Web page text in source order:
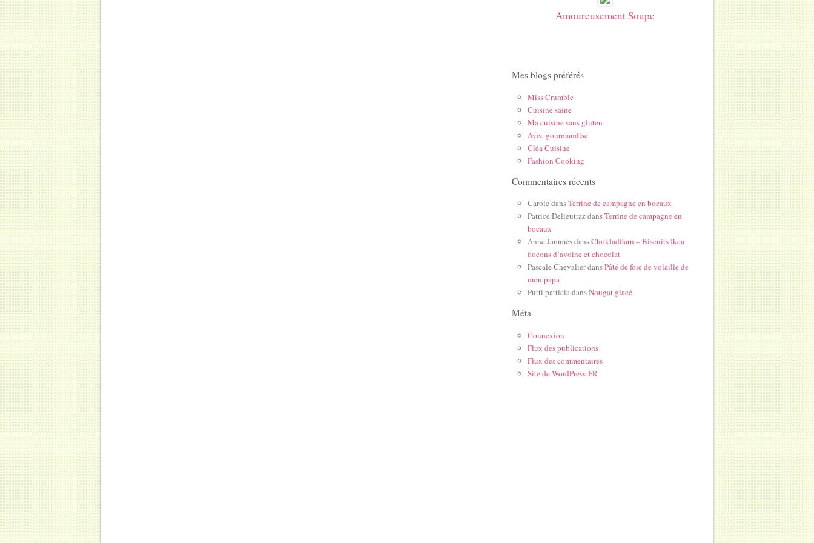
Amoureusement Soupe
Mes blogs préférés
Miss Crumble
Cuisine saine
Ma cuisine sans gluten
Avec gourmandise
Cléa Cuisine
Fashion Cooking
Commentaires récents
Carole dansTerrine de campagne en bocaux
Patrice DelieutrazdansTerrine de campagne en
bocaux
Anne JammesdansChokladflarn – Biscuits Ikea
flocons d’avoine et chocolat
Pascale ChevalierdansPâté de foie de volaille de
mon papa
Putti patticiadansNougat glacé
Méta
Connexion
Flux des publications
Flux des commentaires
Site de WordPress-FR